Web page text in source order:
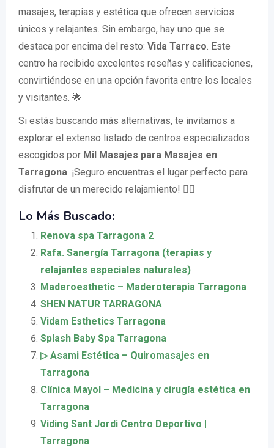
masajes, terapias y estética que ofrecen servicios
únicos y relajantes. Sin embargo, hay uno que se
destaca por encima del resto: Vida Tarraco. Este
centro ha recibido excelentes reseñas y calificaciones,
convirtiéndose en una opción favorita entre los locales
y visitantes. 🌟
Si estás buscando más alternativas, te invitamos a
explorar el extenso listado de centros especializados
escogidos por Mil Masajes para Masajes en
Tarragona. ¡Seguro encuentras el lugar perfecto para
disfrutar de un merecido relajamiento! 💆‍♀️
Lo Más Buscado:
Renova spa Tarragona 2
Rafa. Sanergía Tarragona (terapias y
relajantes especiales naturales)
Maderoesthetic – Maderoterapia Tarragona
SHEN NATUR TARRAGONA
Vidam Esthetics Tarragona
Splash Baby Spa Tarragona
▷ Asami Estética – Quiromasajes en
Tarragona
Clínica Mayol – Medicina y cirugía estética en
Tarragona
Viding Sant Jordi Centro Deportivo |
Tarragona